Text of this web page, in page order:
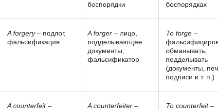
беспорядки
беспорядках
A forgery– подлог,
фальсификация
A forger – лицо,
подделывающее
документы;
фальсификатор
To forge –
обманывать,
подделывать
(документы,
подписи и т. п.)
A counterfeit–
A counterfeiter –
To counterfeit–